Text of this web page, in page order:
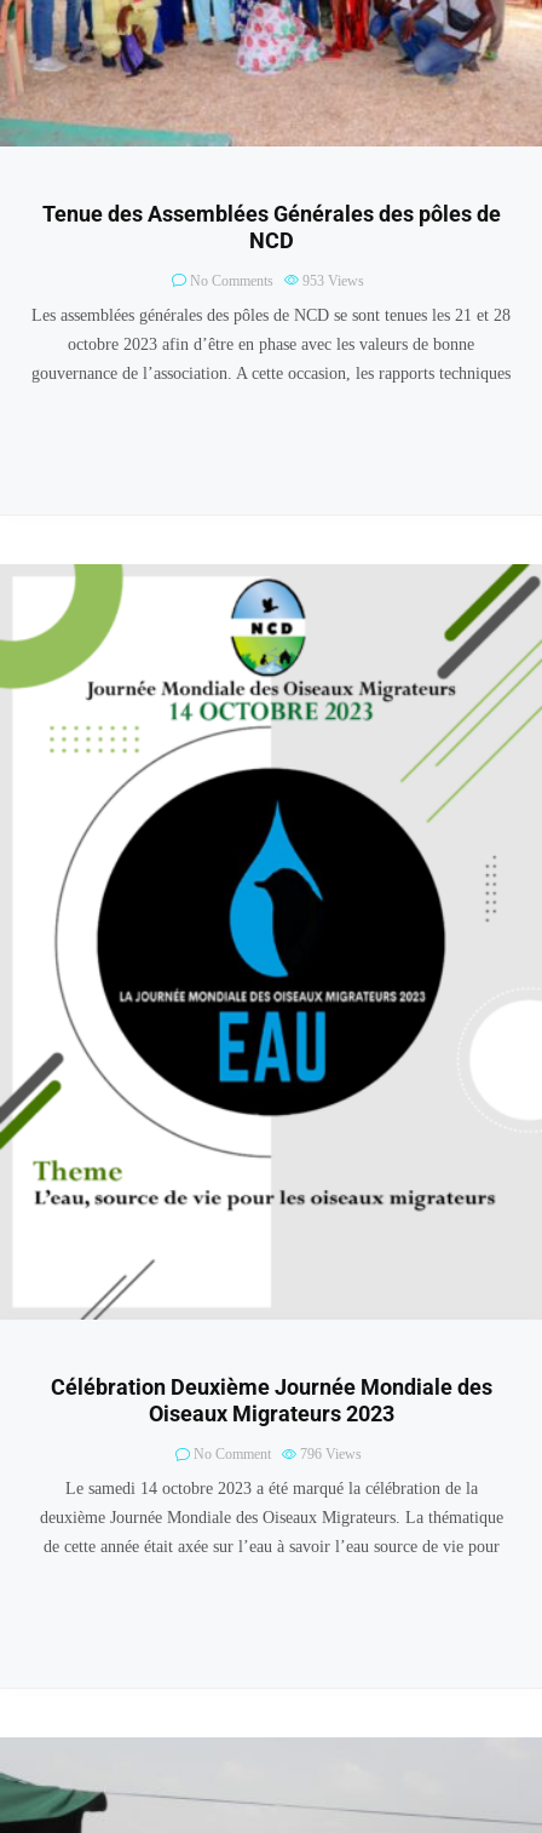
Tenue des Assemblées Générales des pôles de
NCD
No Comments 953 Views
Les assemblées générales des pôles de NCD se sont tenues les 21 et 28
octobre 2023 afin d’être en phase avec les valeurs de bonne
gouvernance de l’association. A cette occasion, les rapports techniques
Célébration Deuxième Journée Mondiale des
Oiseaux Migrateurs 2023
No Comment 796 Views
Le samedi 14 octobre 2023 a été marqué la célébration de la
deuxième Journée Mondiale des Oiseaux Migrateurs. La thématique
de cette année était axée sur l’eau à savoir l’eau source de vie pour